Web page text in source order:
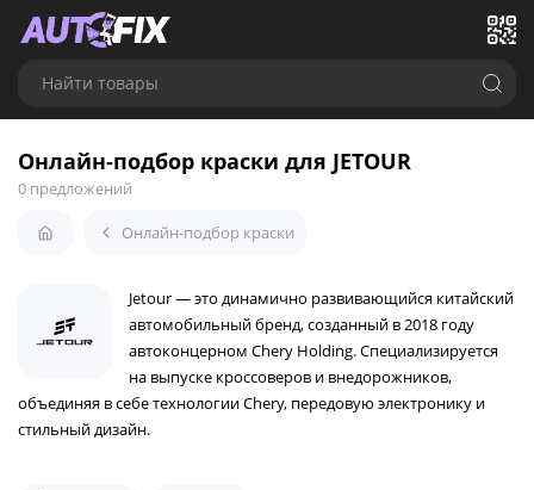
Найти товары
Онлайн-подбор краски для JETOUR
0 предложений
Онлайн-подбор краски
Jetour — это динамично развивающийся китайский
автомобильный бренд, созданный в 2018 году
автоконцерном Chery Holding. Специализируется
на выпуске кроссоверов и внедорожников,
объединяя в себе технологии Chery, передовую электронику и
стильный дизайн.